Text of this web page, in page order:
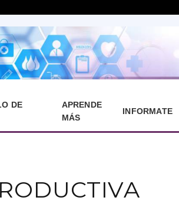
DE
APRENDE
MÁS
INFORMATE